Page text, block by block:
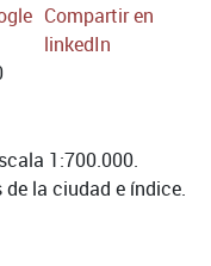
Compartir en
linkedIn
1:700.000.
la ciudad e índice.